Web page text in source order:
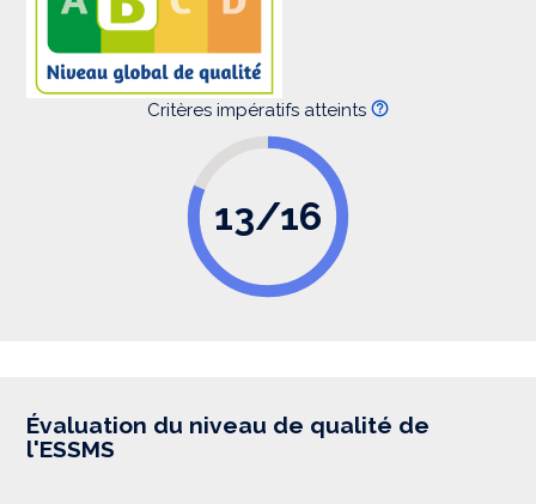
Critères impératifs atteints
13/16
Évaluation du niveau de qualité de
l'ESSMS